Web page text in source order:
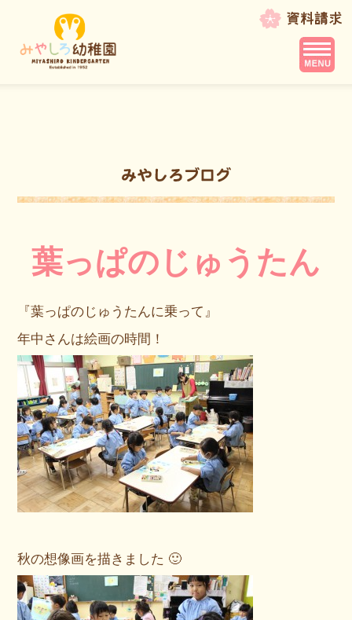
葉っぱのじゅうたん
『葉っぱのじゅうたんに乗って』
年中さんは絵画の時間！
秋の想像画を描きました 🙂